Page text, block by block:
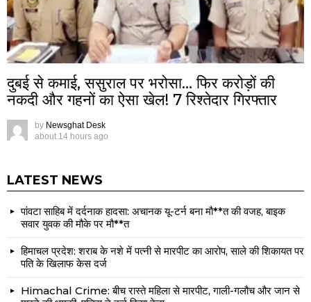
दुबई से कमाई, ससुराल पर भरोसा… फिर करोड़ों की
नकदी और गहनों का ऐसा खेल! 7 रिश्तेदार गिरफ्तार
by Newsghat Desk
about 14 hours ago
LATEST NEWS
पांवटा साहिब में दर्दनाक हादसा: अचानक यू-टर्न बना मौ**त की वजह, बाइक
सवार युवक की मौके पर मौ**त
हिमाचल प्रदेश: शराब के नशे में पत्नी से मारपीट का आरोप, साले की शिकायत पर
पति के खिलाफ केस दर्ज
Himachal Crime: बीच रास्ते महिला से मारपीट, गाली-गलौच और जान से